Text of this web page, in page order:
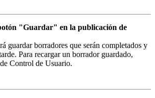
"Guardar" en la publicación de
guardar borradores que serán completados y
Para recargar un borrador guardado,
Control de Usuario.